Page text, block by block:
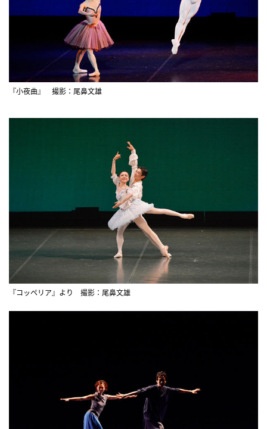
『小夜曲』 撮影：尾鼻文雄
『コッペリア』より 撮影：尾鼻文雄